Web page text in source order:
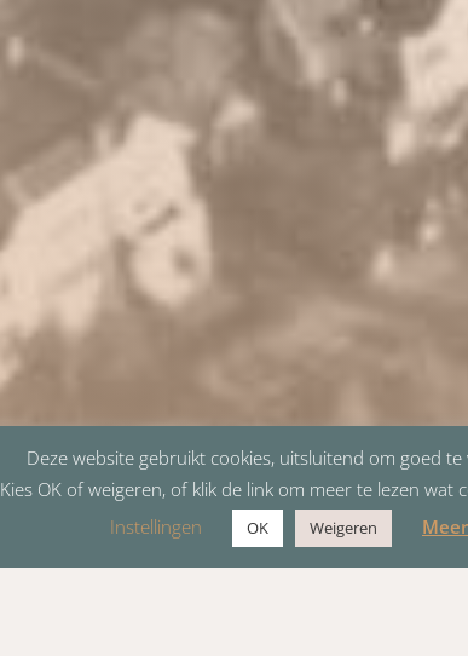
Deze website gebruikt cookies, uitsluitend om goed
Kies OK of weigeren, of klik de link om meer te lezen
Instellingen
OK Weigeren